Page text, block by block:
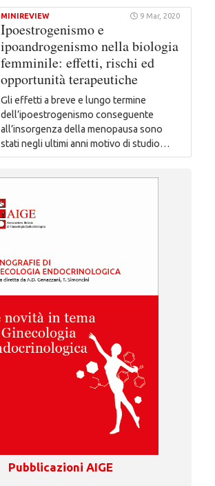
MINIREVIEW 9 Mar, 2020
Ipoestrogenismo e
ipoandrogenismo nella biologia
femminile: effetti, rischi ed
opportunità terapeutiche
Gli effetti a breve e lungo termine
dell’ipoestrogenismo conseguente
all’insorgenza della menopausa sono
stati negli ultimi anni motivo di studio…
Pubblicazioni AIGE